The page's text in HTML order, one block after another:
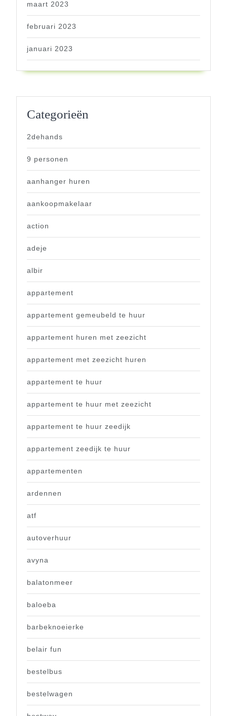
maart 2023
februari 2023
januari 2023
Categorieën
2dehands
9 personen
aanhanger huren
aankoopmakelaar
action
adeje
albir
appartement
appartement gemeubeld te huur
appartement huren met zeezicht
appartement met zeezicht huren
appartement te huur
appartement te huur met zeezicht
appartement te huur zeedijk
appartement zeedijk te huur
appartementen
ardennen
atf
autoverhuur
avyna
balatonmeer
baloeba
barbeknoeierke
belair fun
bestelbus
bestelwagen